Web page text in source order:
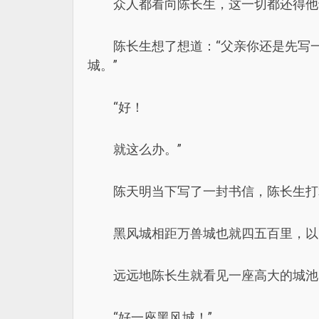
众人都看向陈长生，这一切都还得
陈长生想了想道：“父亲你还是先
城。”
“好！
就这么办。”
陈天明当下写了一封书信，陈长生
黑风城相距万兽城也就四五百里，
远远地陈长生就看见一座高大的城